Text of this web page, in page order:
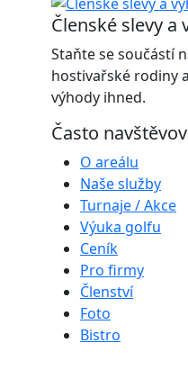
Členské slevy a
Staňte se součástí
hostivařské rodiny
výhody ihned.
Často
O areálu
Naše služby
Turnaje / Akce
Výuka golfu
Ceník
Pro firmy
Členství
Foto
Bistro